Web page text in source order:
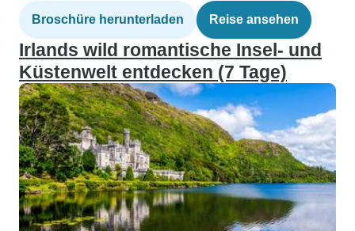
Broschüre herunterladen Reise ansehen
Irlands wild romantische Insel- und
Küstenwelt entdecken (7 Tage)